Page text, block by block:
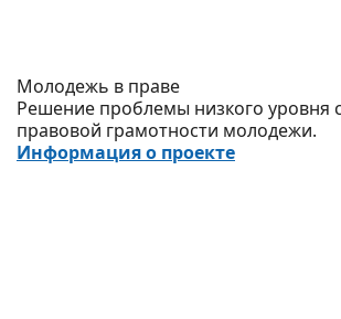
Молодежь в праве
Решение проблемы низкого уровня
правовой грамотности молодежи.
Информация о проекте